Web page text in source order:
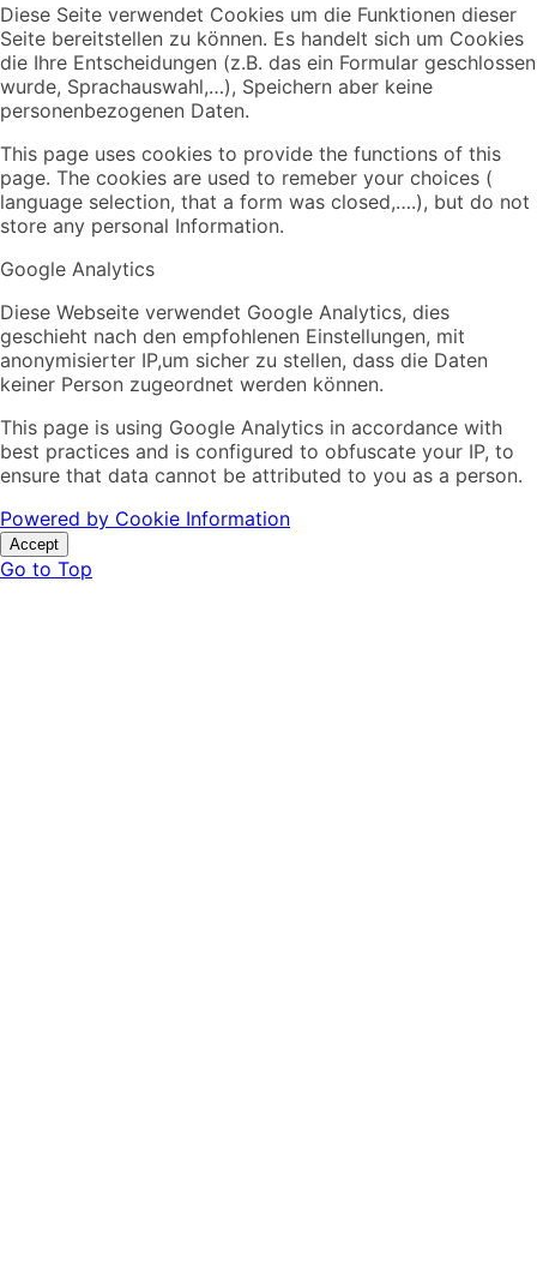
Diese Seite verwendet Cookies um die Funktionen dieser
Seite bereitstellen zu können. Es handelt sich um Cookies
die Ihre Entscheidungen (z.B. das ein Formular geschlossen
wurde, Sprachauswahl,…), Speichern aber keine
personenbezogenen Daten.
This page uses cookies to provide the functions of this
page. The cookies are used to remeber your choices (
language selection, that a form was closed,….), but do not
store any personal Information.
Google Analytics
Diese Webseite verwendet Google Analytics, dies
geschieht nach den empfohlenen Einstellungen, mit
anonymisierter IP,um sicher zu stellen, dass die Daten
keiner Person zugeordnet werden können.
This page is using Google Analytics in accordance with
best practices and is configured to obfuscate your IP, to
ensure that data cannot be attributed to you as a person.
Powered by Cookie Information
Accept
Go to Top